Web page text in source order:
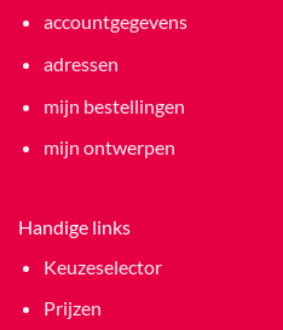
accountgegevens
adressen
mijn bestellingen
mijn ontwerpen
Handige links
Keuzeselector
Prijzen